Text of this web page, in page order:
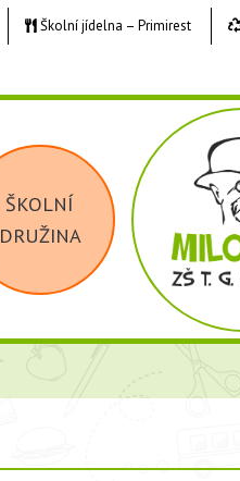
Školní jídelna – Primirest
ŠKOLNÍ
DRUŽINA